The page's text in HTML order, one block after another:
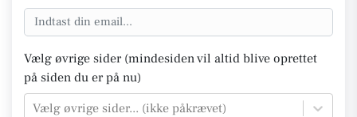
Vælg øvrige sider (mindesiden vil altid blive oprettet
på siden du er på nu)
Vælg øvrige sider... (ikke påkrævet)